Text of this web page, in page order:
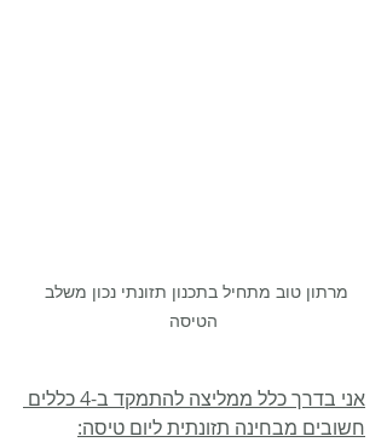
מרתון טוב מתחיל בתכנון תזונתי נכון משלב
הטיסה
אני בדרך כלל ממליצה להתמקד ב-4 כללים
חשובים מבחינה תזונתית ליום טיסה: